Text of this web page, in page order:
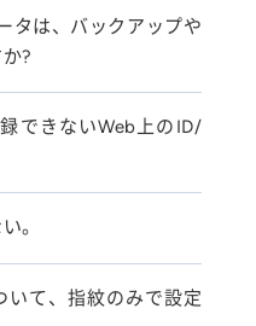
タは、バックアップや
?
できないWeb上のID/
。
いて、指紋のみで設定